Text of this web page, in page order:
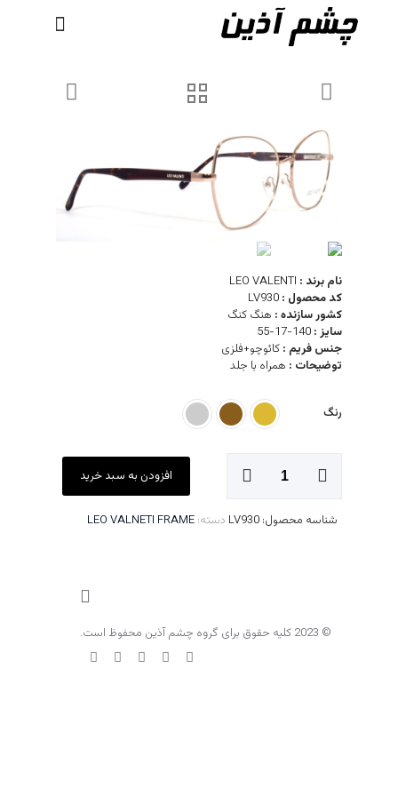
نام برند :
کد محصول : LV930
کشور سازنده : هنگ کنگ
سایز :
جنس فریم : کائوچو+فلزی
توضیحات : همراه با جلد
رنگ
عدد
افزودن به سبد خرید
شناسه محصول: LV930 دسته: LEO VALNETI FRAME
© 2023 کلیه حقوق برای گروه چشم آذین محفوظ است.